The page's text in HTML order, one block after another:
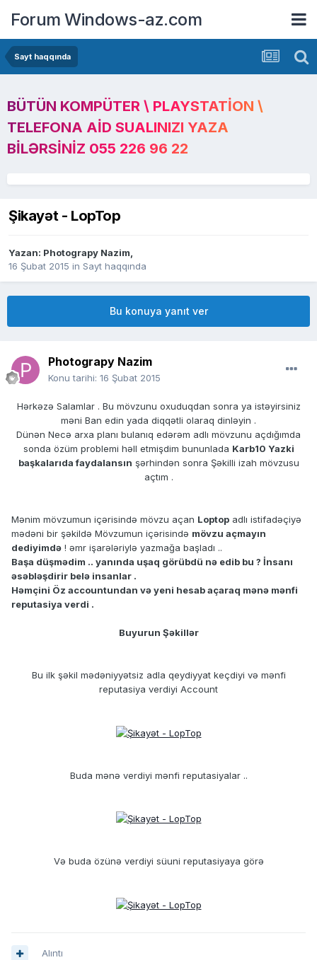
Forum Windows-az.com
Sayt haqqında
BÜTÜN KOMPÜTER \ PLAYSTATION \
TELEFONA AID SUALINIZI YAZA
BILƏRSINIZ 055 226 96 22
Şikayət - LopTop
Yazan: Photograpy Nazim,
16 Şubat 2015 in Sayt haqqında
Bu konuya yanıt ver
Photograpy Nazim
Konu tarihi: 16 Şubat 2015
Hərkəzə Salamlar . Bu mövzunu oxuduqdan sonra ya istəyirsiniz
məni Ban edin yada diqqətli olaraq dinləyin .
Dünən Necə arxa planı bulanıq edərəm adlı mövzunu açdığımda
sonda özüm problemi həll etmişdim bununlada Karb10 Yazki
başkalarıda faydalansın şərhindən sonra Şəkilli izah mövzusu
açtım .
Mənim mövzumun içərisində mövzu açan Loptop adlı istifadəçiyə
mədəni bir şəkildə Mövzumun içərisində mövzu açmayın
dediyimdə ! əmr işarələriylə yazmağa başladı ..
Başa düşmədim .. yanında uşaq görübdü nə edib bu ? İnsanı
əsəbləşdirir belə insanlar .
Həmçini Öz accountundan və yeni hesab açaraq mənə mənfi
reputasiya verdi .
Buyurun Şəkillər
Bu ilk şəkil mədəniyyətsiz adla qeydiyyat keçdiyi və mənfi
reputasiya verdiyi Account
Buda mənə verdiyi mənfi reputasiyalar ..
Və buda özünə verdiyi süuni reputasiyaya görə
Alıntı